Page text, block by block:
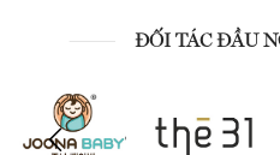
ĐỐI TÁC ĐẦU